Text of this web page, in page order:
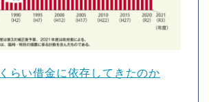
らい借金に依存してきたのか